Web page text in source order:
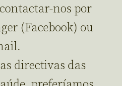
nos por
(Facebook) ou
directivas das